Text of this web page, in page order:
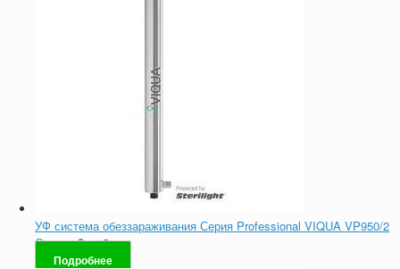
УФ система обеззараживания Серия Professional VIQUA VP950/2
Оценка0из 5
Подробнее